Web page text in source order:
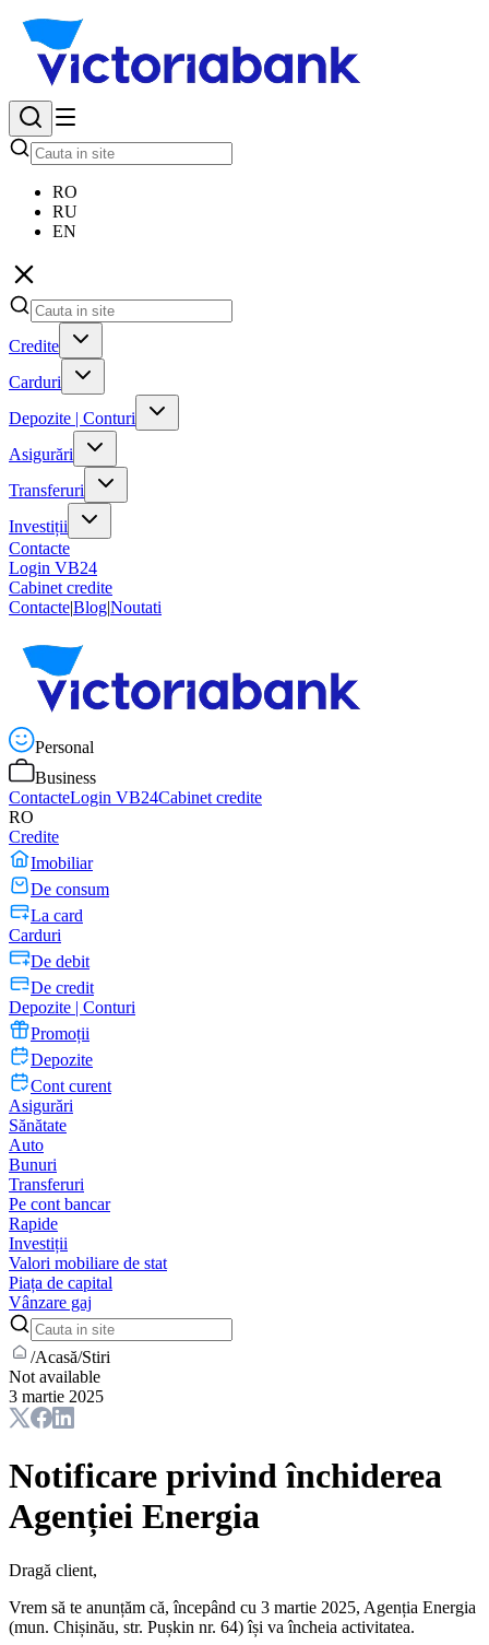
RO
RU
EN
Credite
Carduri
Depozite | Conturi
Asigurări
Transferuri
Investiții
Contacte
Login VB24
Cabinet credite
Contacte|Blog|Noutati
Personal
Business
ContacteLogin VB24Cabinet credite
RO
Credite
Imobiliar
De consum
La card
Carduri
De debit
De credit
Depozite | Conturi
Promoții
Depozite
Cont curent
Asigurări
Sănătate
Auto
Bunuri
Transferuri
Pe cont bancar
Rapide
Investiții
Valori mobiliare de stat
Piața de capital
Vânzare gaj
/Acasă/Stiri
Not available
3 martie 2025
Notificare privind închiderea
Agenției Energia
Dragă client,
Vrem să te anunțăm că, începând cu 3 martie 2025, Agenția Energia
(mun. Chișinău, str. Pușkin nr. 64) își va încheia activitatea.